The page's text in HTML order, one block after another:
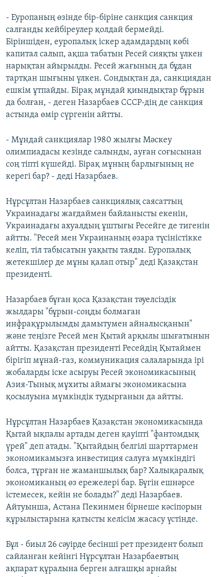
- Еуропаның өзінде бір-біріне санкция санкция
салғанды кейбіреулер қолдай бермейді.
Біріншіден, еуропалық іскер адамдардың көбі
капитал салып, ақша табатын Ресей сияқты үлкен
нарықтан айырылды. Ресей жағының да бұдан
тартқан шығыны үлкен. Сондықтан да, санкциядан
ешкім ұтпайды. Бірақ мұндай қиындықтар бұрын
да болған, - деген Назарбаев СССР-дің де санкция
астында өмір сүргенін айтты.
- Мұндай санкциялар 1980 жылғы Мәскеу
олимпиадасы кезінде салынды, ауған соғысынан
соң тіпті күшейді. Бірақ мұның барлығының не
керегі бар? - деді Назарбаев.
Нұрсұлтан Назарбаев санкциялық саясаттың
Украинадағы жағдаймен байланысты екенін,
Украинадағы ахуалдың ұштығы Ресейге де тигенін
айтты. "Ресей мен Украинаның өзара түсіністікке
келіп, тіл табысатын уақыты таяды. Еуропалық
жетекшілер де мұны қалап отыр" деді Қазақстан
президенті.
Назарбаев бұған қоса Қазақстан тәуелсіздік
жылдары "бұрын-соңды болмаған
инфрақұрылымды дамытумен айналысқанын"
және теңізге Ресей мен Қытай арқылы шығатынын
айтты. Қазақстан президенті Ресейдің Қытаймен
бірігіп мұнай-газ, коммуникация салаларында ірі
жобаларды іске асыруы Ресей экономикасының
Азия-Тынық мұхиты аймағы экономикасына
қосылуына мүмкіндік тудырғанын да айтты.
Нұрсұлтан Назарбаев Қазақстан экономикасында
Қытай ықпалы артады деген қауіпті "фантомдық
үрей" деп атады. "Қытайдың белгілі шарттармен
экономикамызға инвестиция салуға мүмкіндігі
болса, тұрған не жаманшылық бар? Халықаралық
экономиканың өз ережелері бар. Бүгін ешнәрсе
істемесек, кейін не болады?" деді Назарбаев.
Айтуынша, Астана Пекинмен бірнеше кәсіпорын
құрылыстарына қатысты келісім жасасу үстінде.
Бұл - биыл 26 сәуірде бесінші рет президент болып
сайланған кейінгі Нұрсұлтан Назарбаевтың
ақпарат құралына берген алғашқы арнайы